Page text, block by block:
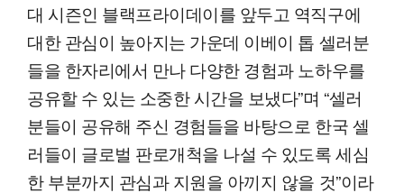
대 시즌인 블랙프라이데이를 앞두고 역직구에
대한 관심이 높아지는 가운데 이베이 톱 셀러분
들을 한자리에서 만나 다양한 경험과 노하우를
공유할 수 있는 소중한 시간을 보냈다”며 “셀러
분들이 공유해 주신 경험들을 바탕으로 한국 셀
러들이 글로벌 판로개척을 나설 수 있도록 세심
한 부분까지 관심과 지원을 아끼지 않을 것”이라